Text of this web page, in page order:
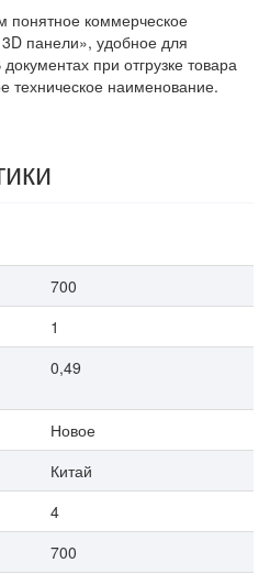
коммерческое
панели», удобное для
при отгрузке товара
техническое наименование.
700
1
0,49
Новое
Китай
4
700